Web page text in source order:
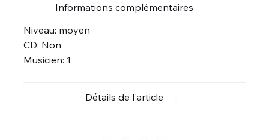
Informations complémentaires
Niveau: moyen
CD: Non
Musicien: 1
Détails de l'article